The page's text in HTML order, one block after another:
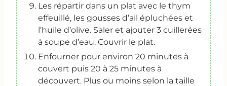
Les répartir dans un plat avec le thym
effeuillé, les gousses d’ail épluchées et
l’huile d’olive. Saler et ajouter 3 cuillerées
à soupe d’eau. Couvrir le plat.
Enfourner pour environ 20 minutes à
couvert puis 20 à 25 minutes à
découvert. Plus ou moins selon la taille